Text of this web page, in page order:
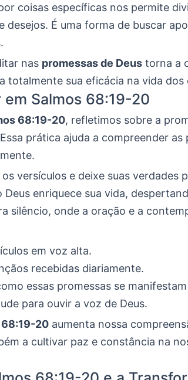
coisas específicas nos permite
desejos. É uma forma de buscar
nas promessas de Deus torna a
totalmente sua eficácia na vida dos
Salmos 68:19-20
68:19-20, refletimos sobre a
prática ajuda a compreender as
versículos e deixe suas verdades
enriquece sua vida,
silêncio, onde a oração e a
em voz alta.
recebidas diariamente.
essas promessas se
para ouvir a voz de Deus.
68:19-20 aumenta nossa
a cultivar paz e constância na